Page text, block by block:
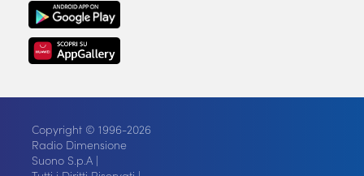
Copyright © 1996-2026
Radio Dimensione
Suono S.p.A |